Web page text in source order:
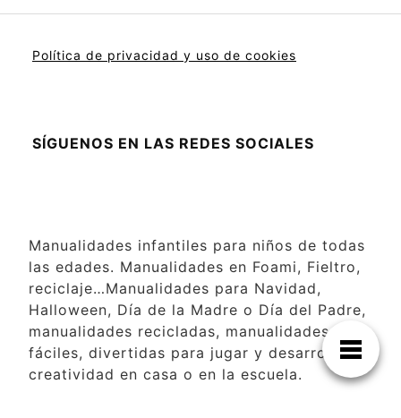
Política de privacidad y uso de cookies
SÍGUENOS EN LAS REDES SOCIALES
Manualidades infantiles para niños de todas
las edades. Manualidades en Foami, Fieltro,
reciclaje…Manualidades para Navidad,
Halloween, Día de la Madre o Día del Padre,
manualidades recicladas, manualidades
fáciles, divertidas para jugar y desarrollar la
creatividad en casa o en la escuela.